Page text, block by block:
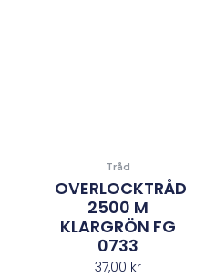
Tråd
OVERLOCKTRÅD
2500 M
KLARGRÖN FG
0733
37,00 kr